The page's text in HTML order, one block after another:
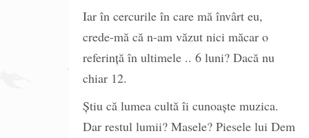
Iar în cercurile în care mă învârt eu,
crede-mă că n-am văzut nici măcar o
referinţă în ultimele .. 6 luni? Dacă nu
chiar 12.
Ştiu că lumea cultă îi cunoaşte muzica.
Dar restul lumii? Masele? Piesele lui Dem